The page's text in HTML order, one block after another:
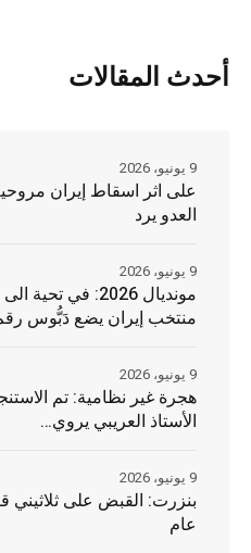
أحدث المقالات
على اثر اسقاط إيران
العدو يرد
9 يونيو، 2026
مونديال 2026: في
منتخب إيران يضع دَبُّوس رقم
9 يونيو، 2026
هجرة غير نظامية: تم
الأستاذ العريبي يروي…
9 يونيو، 2026
عام
9 يونيو، 2026